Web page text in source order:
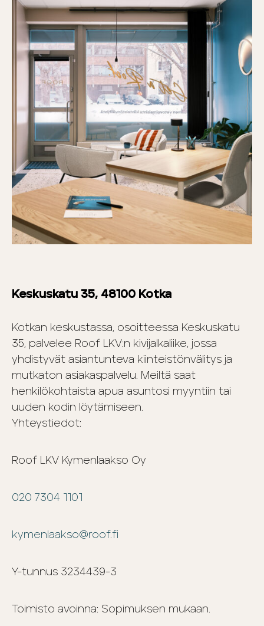
Keskuskatu 35, 48100 Kotka
Kotkan keskustassa, osoitteessa Keskuskatu
35, palvelee Roof LKV:n kivijalkaliike, jossa
yhdistyvät asiantunteva kiinteistönvälitys ja
mutkaton asiakaspalvelu. Meiltä saat
henkilökohtaista apua asuntosi myyntiin tai
uuden kodin löytämiseen.
Yhteystiedot:
Roof LKV Kymenlaakso Oy
020 7304 1101
kymenlaakso@roof.fi
Y-tunnus 3234439-3
Toimisto avoinna: Sopimuksen mukaan.